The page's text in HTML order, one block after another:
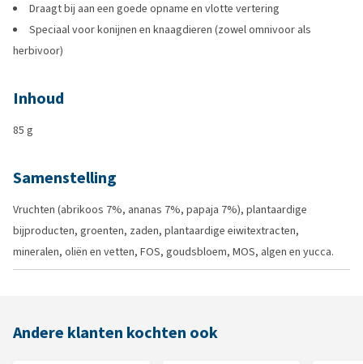
Draagt bij aan een goede opname en vlotte vertering
Speciaal voor konijnen en knaagdieren (zowel omnivoor als
herbivoor)
Inhoud
85 g
Samenstelling
Vruchten (abrikoos 7%, ananas 7%, papaja 7%), plantaardige
bijproducten, groenten, zaden, plantaardige eiwitextracten,
mineralen, oliën en vetten, FOS, goudsbloem, MOS, algen en yucca.
Andere klanten kochten ook